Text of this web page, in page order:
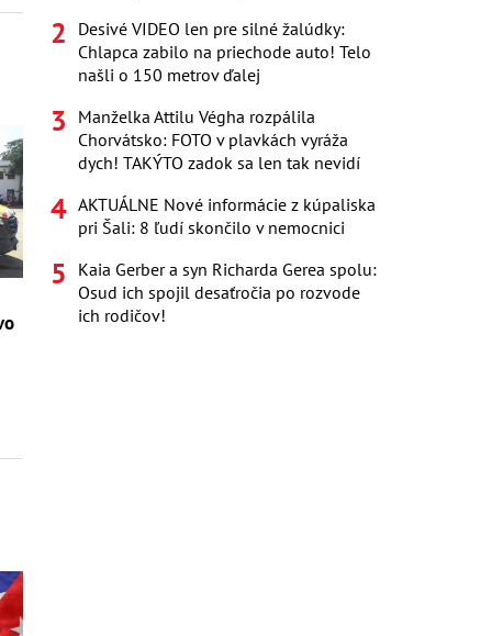
Desivé VIDEO len pre silné žalúdky:
Chlapca zabilo na priechode auto! Telo
našli o 150 metrov ďalej
Manželka Attilu Végha rozpálila
Chorvátsko: FOTO v plavkách vyráža
dych! TAKÝTO zadok sa len tak nevidí
AKTUÁLNE Nové informácie z kúpaliska
pri Šali: 8 ľudí skončilo v nemocnici
Kaia Gerber a syn Richarda Gerea spolu:
Osud ich spojil desaťročia po rozvode
ich rodičov!